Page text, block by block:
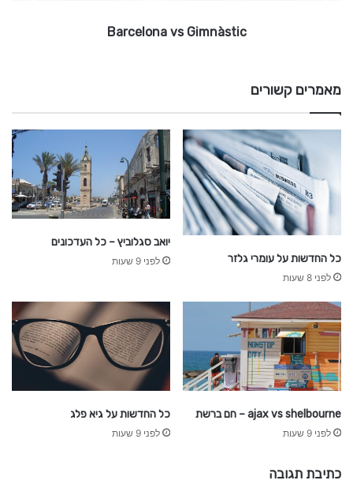
n
à
s
Barcelona vs Gimnàstic
מאמרים קשורים
כל החדשות על עומרי גלזר
לפני 8 שעות
יואב סגלוביץ – כל העדכונים
לפני 9 שעות
ajax vs shelbourne – חם ברשת
לפני 9 שעות
כל החדשות על גיא פלג
לפני 9 שעות
כתיבת תגובה